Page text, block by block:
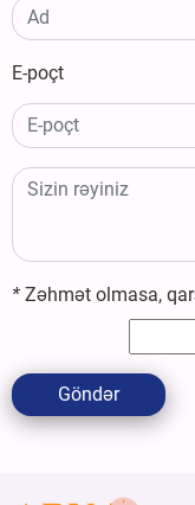
E-poçt
* Zəhmət olmasa,
Göndər